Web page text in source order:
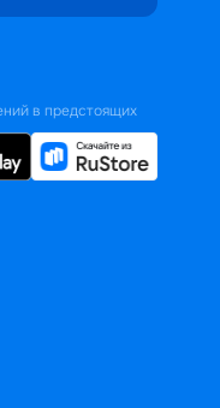
в предстоящих